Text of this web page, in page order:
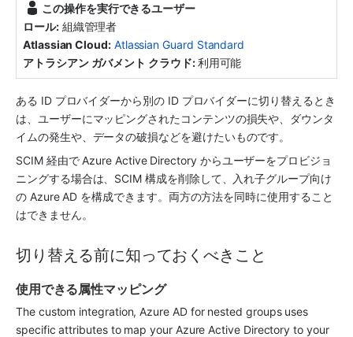
この操作を実行できるユーザー
ロール: 組織管理者
Atlassian Cloud: Atlassian Guard Standard
アトラシアン ガバメント クラウド:利用可能
ある ID プロバイダーから別の ID プロバイダーに切り替えるとき
は、ユーザーにマッピングされたコンテンツの損失や、ダウンタ
イムの発生や、データの破損などを避けたいものです。
SCIM 経由で Azure Active Directory からユーザーをプロビジョ
ニングする場合は、SCIM 構成を削除して、入れ子グループ向け
の Azure AD を構成できます。両方の方法を同時に使用すること
はできません。
切り替える前に知っておくべきこと
使用できる属性マッピング
The custom integration, Azure AD for nested groups uses
specific attributes to map your Azure Active Directory to your